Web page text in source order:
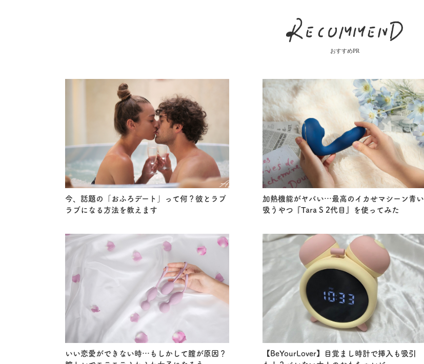
おすすめPR
今、話題の「おふろデート」って何？彼とラブ
ラブになる方法を教えます
加熱機能がヤバい…最高のイカせマシーン青い
吸うやつ『Tara S 2代目』を使ってみた
いい恋愛ができない時…もしかして膣が原因？
【BeYourLover】目覚まし時計で挿入も吸引